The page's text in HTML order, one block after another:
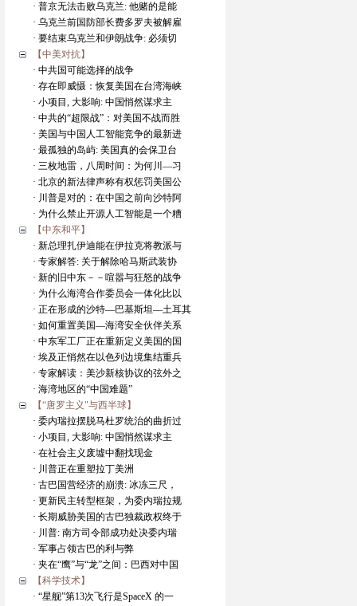
· 普京无法击败乌克兰: 他赌的是能
· 乌克兰前国防部长费多罗夫被解雇
· 要结束乌克兰和伊朗战争: 必须切
【中美对抗】
· 中共国可能选择的战争
· 存在即威慑：恢复美国在台湾海峡
· 小项目, 大影响: 中国悄然谋求主
· 中共的“超限战”：对美国不战而胜
· 美国与中国人工智能竞争的最新进
· 最孤独的岛屿: 美国真的会保卫台
· 三枚地雷，八周时间：为何川—习
· 北京的新法律声称有权惩罚美国公
· 川普是对的：在中国之前向沙特阿
· 为什么禁止开源人工智能是一个糟
【中东和平】
· 新总理扎伊迪能在伊拉克将教派与
· 专家解答: 关于解除哈马斯武装协
· 新的旧中东－－喧嚣与狂怒的战争
· 为什么海湾合作委员会一体化比以
· 正在形成的沙特—巴基斯坦—土耳其
· 如何重置美国—海湾安全伙伴关系
· 中东军工厂正在重新定义美国的国
· 埃及正悄然在以色列边境集结重兵
· 专家解读：美沙新核协议的弦外之
· 海湾地区的“中国难题”
【“唐罗主义"与西半球】
· 委内瑞拉摆脱马杜罗统治的曲折过
· 小项目, 大影响: 中国悄然谋求主
· 在社会主义废墟中翻找现金
· 川普正在重塑拉丁美洲
· 古巴国营经济的崩溃: 冰冻三尺，
· 更新民主转型框架，为委内瑞拉规
· 长期威胁美国的古巴独裁政权终于
· 川普: 南方司令部成功处决委内瑞
· 军事占领古巴的利与弊
· 夹在“鹰”与“龙”之间：巴西对中国
【科学技术】
· “星舰”第13次飞行是SpaceX 的一